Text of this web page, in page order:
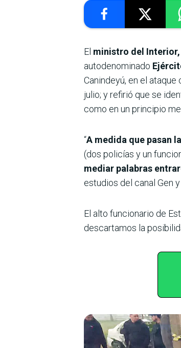
El ministro del Interior,
autodenominado
Canindeyú, en el ataque
julio; y refirió que se
como en un principio
“A medida que pasan
(dos policías y un
mediar palabras
estudios del canal Gen
El alto funcionario de
descartamos la